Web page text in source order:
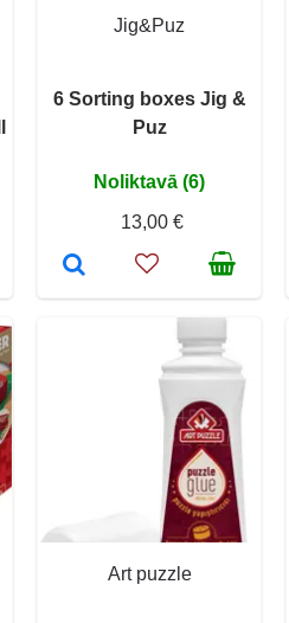
Jig&Puz
6 Sorting boxes Jig &
Puz
Noliktavā (6)
13,00 €
Art puzzle